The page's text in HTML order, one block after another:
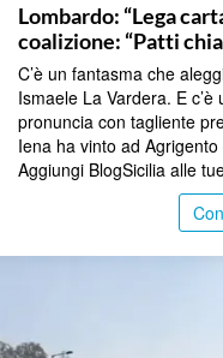
Lombardo: “Lega
coalizione: “Patti
C’è un fantasma che
Ismaele La Vardera. E
pronuncia con tagliente
Iena ha vinto ad
Aggiungi BlogSicilia alle